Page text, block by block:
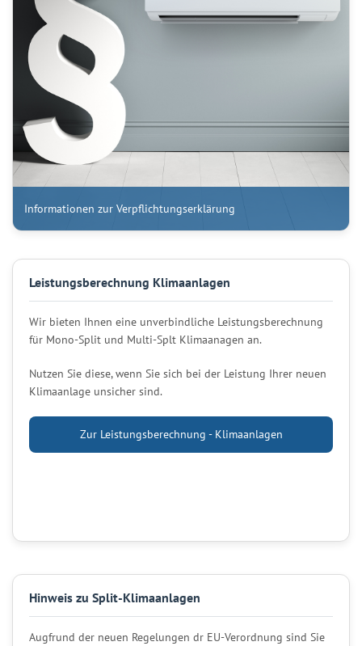
Informationen zur Verpflichtungserklärung
Leistungsberechnung Klimaanlagen
Wir bieten Ihnen eine unverbindliche Leistungsberechnung
für Mono-Split und Multi-Splt Klimaanagen an.
Nutzen Sie diese, wenn Sie sich bei der Leistung Ihrer neuen
Klimaanlage unsicher sind.
Zur Leistungsberechnung - Klimaanlagen
Hinweis zu Split-Klimaanlagen
Augfrund der neuen Regelungen dr EU-Verordnung sind Sie